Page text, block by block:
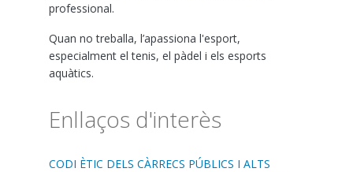
professional.
Quan no treballa, l’apassiona l'esport,
especialment el tenis, el pàdel i els esports
aquàtics.
Enllaços d'interès
CODI ÈTIC DELS CÀRRECS PÚBLICS I ALTS